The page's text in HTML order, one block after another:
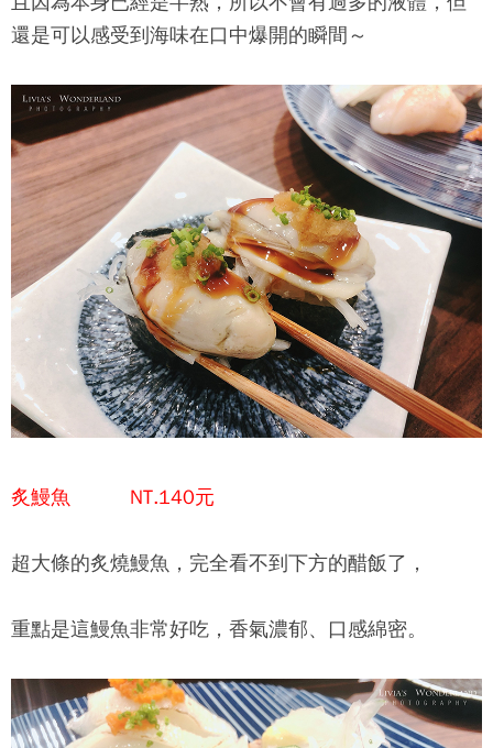
還是可以感受到海味在口中爆開的瞬間～
炙鰻魚 NT.140元
超大條的炙燒鰻魚，完全看不到下方的醋飯了，
重點是這鰻魚非常好吃，香氣濃郁、口感綿密。